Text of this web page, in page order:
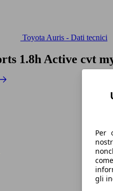
Toyota Auris - Dati tecnici
1.8h Active cvt
Per
gli